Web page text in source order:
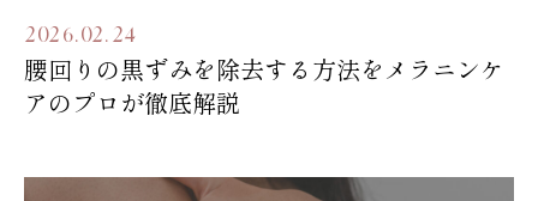
2026.02.24
腰回りの黒ずみを除去する方法をメラニンケ
アのプロが徹底解説